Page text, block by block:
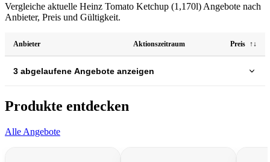
Vergleiche aktuelle Heinz Tomato Ketchup (1,170l) Angebote nach
Anbieter, Preis und Gültigkeit.
Anbieter Aktionszeitraum Preis ↑↓
3 abgelaufene Angebote anzeigen
Produkte entdecken
Alle Angebote